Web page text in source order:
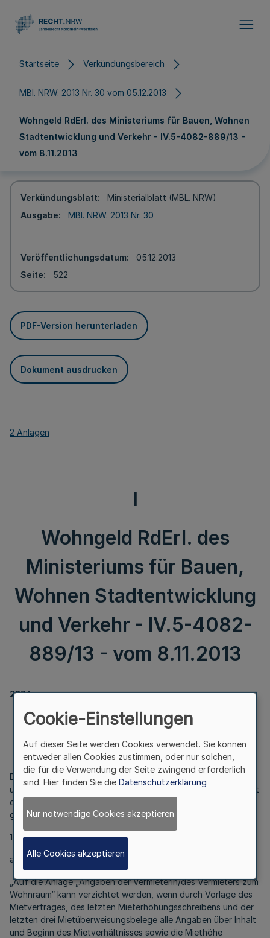
Startseite Verkündungsbereich
MBl. NRW. 2013 Nr. 30 vom 05.12.2013
Wohngeld RdErl. des Ministeriums für Bauen, Wohnen
Stadtentwicklung und Verkehr - IV.5-4082-889/13 -
vom 8.11.2013
Verkündungsblatt
Ministerialblatt (MBL. NRW)
Ausgabe
MBl. NRW. 2013 Nr. 30
Veröffentlichungsdatum
05.12.2013
Seite
522
PDF-Version herunterladen
Dokument ausdrucken
2 Anlagen
I
Wohngeld RdErl. des
Ministeriums für Bauen,
Wohnen Stadtentwicklung
und Verkehr - IV.5-4082-
889/13 - vom 8.11.2013
2374
Wohngeld
RdErl. des Ministeriums für Bauen, Wohnen
Stadtentwicklung und Verkehr - IV.5-4082-889/13 -
vom 8.11.2013
Der RdErl. des Ministeriums für Städtebau und Wohnen, Kultur
und Sport vom 13.5.2005 (
), zuletzt geändert
durch RdErl. vom 30.11.2012 (
MBl. NRW. S. 740
geändert:
1. Nummer 1.1 wird wie folgt geändert:
a) Es wird folgender neuer Satz 7 eingefügt:
„Auf die Anlage „Angaben der Vermieterin/des Vermieters zum
Wohnraum“ kann verzichtet werden, wenn durch Vorlage des
Mietvertrages, des letzten Mieterhöhungsschreibens und der
letzten drei Mietüberweisungsbelege alle Angaben über Inhalt
und Beginn des Mietverhältnisses sowie die Miethöhe
Cookie-Einstellungen
Auf dieser Seite werden Cookies verwendet. Sie können
entweder allen Cookies zustimmen, oder nur solchen,
die für die Verwendung der Seite zwingend erforderlich
sind. Hier finden Sie die Datenschutzerklärung
Nur notwendige Cookies akzeptieren
Alle Cookies akzeptieren